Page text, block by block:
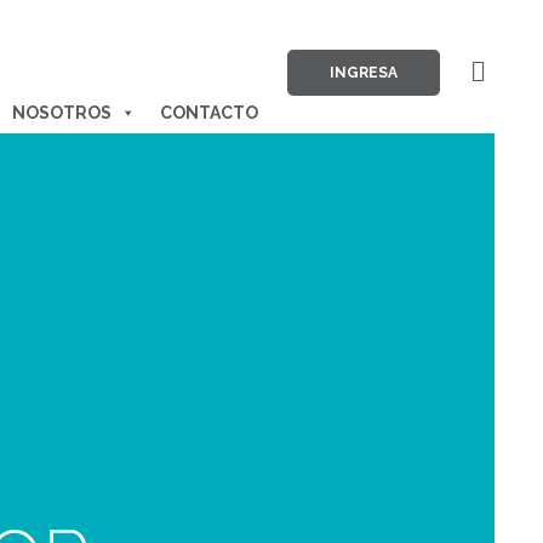
INGRESA
NOSOTROS CONTACTO